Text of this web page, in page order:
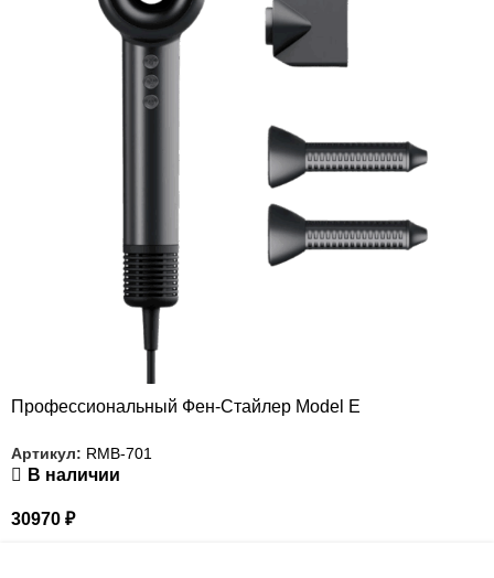
Профессиональный Фен-Стайлер Model E
Артикул: RMB-701
В наличии
30970 ₽